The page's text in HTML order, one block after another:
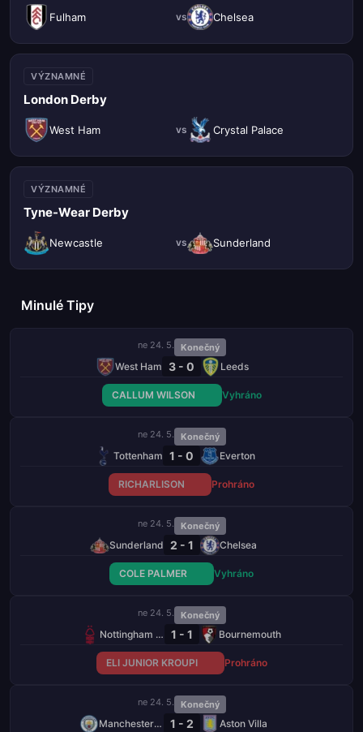
Fulham vs Chelsea
VÝZNAMNÉ
London Derby
West Ham vs Crystal Palace
VÝZNAMNÉ
Tyne-Wear Derby
Newcastle vs Sunderland
Minulé Tipy
ne 24. 5. Konečný
West Ham 3 - 0 Leeds
CALLUM WILSON Vyhráno
ne 24. 5. Konečný
Tottenham 1 - 0 Everton
RICHARLISON Prohráno
ne 24. 5. Konečný
Sunderland 2 - 1 Chelsea
COLE PALMER Vyhráno
ne 24. 5. Konečný
Nottingham Forest 1 - 1 Bournemouth
ELI JUNIOR KROUPI Prohráno
ne 24. 5. Konečný
Manchester City 1 - 2 Aston Villa